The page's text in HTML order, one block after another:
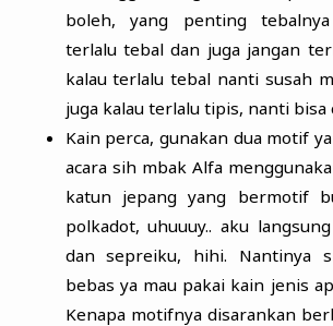
boleh, yang penting tebalnya
terlalu tebal dan juga jangan
kalau terlalu tebal nanti susah
juga kalau terlalu tipis, nanti bisa
Kain perca, gunakan dua motif
acara sih mbak Alfa
katun jepang yang bermotif
polkadot, uhuuuy.. aku
dan sepreiku, hihi. Nantinya
bebas ya mau pakai kain jenis
Kenapa motifnya disarankan